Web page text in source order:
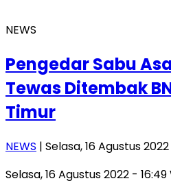
NEWS
Pengedar Sabu
Tewas Ditembak
Timur
NEWS | Selasa, 16 Agustus
Selasa, 16 Agustus 2022 - 16:49